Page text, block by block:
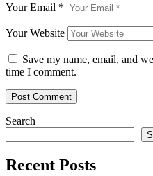
Your Email *
Your Website
Save my name, email, and
time I comment.
Search
Recent Posts